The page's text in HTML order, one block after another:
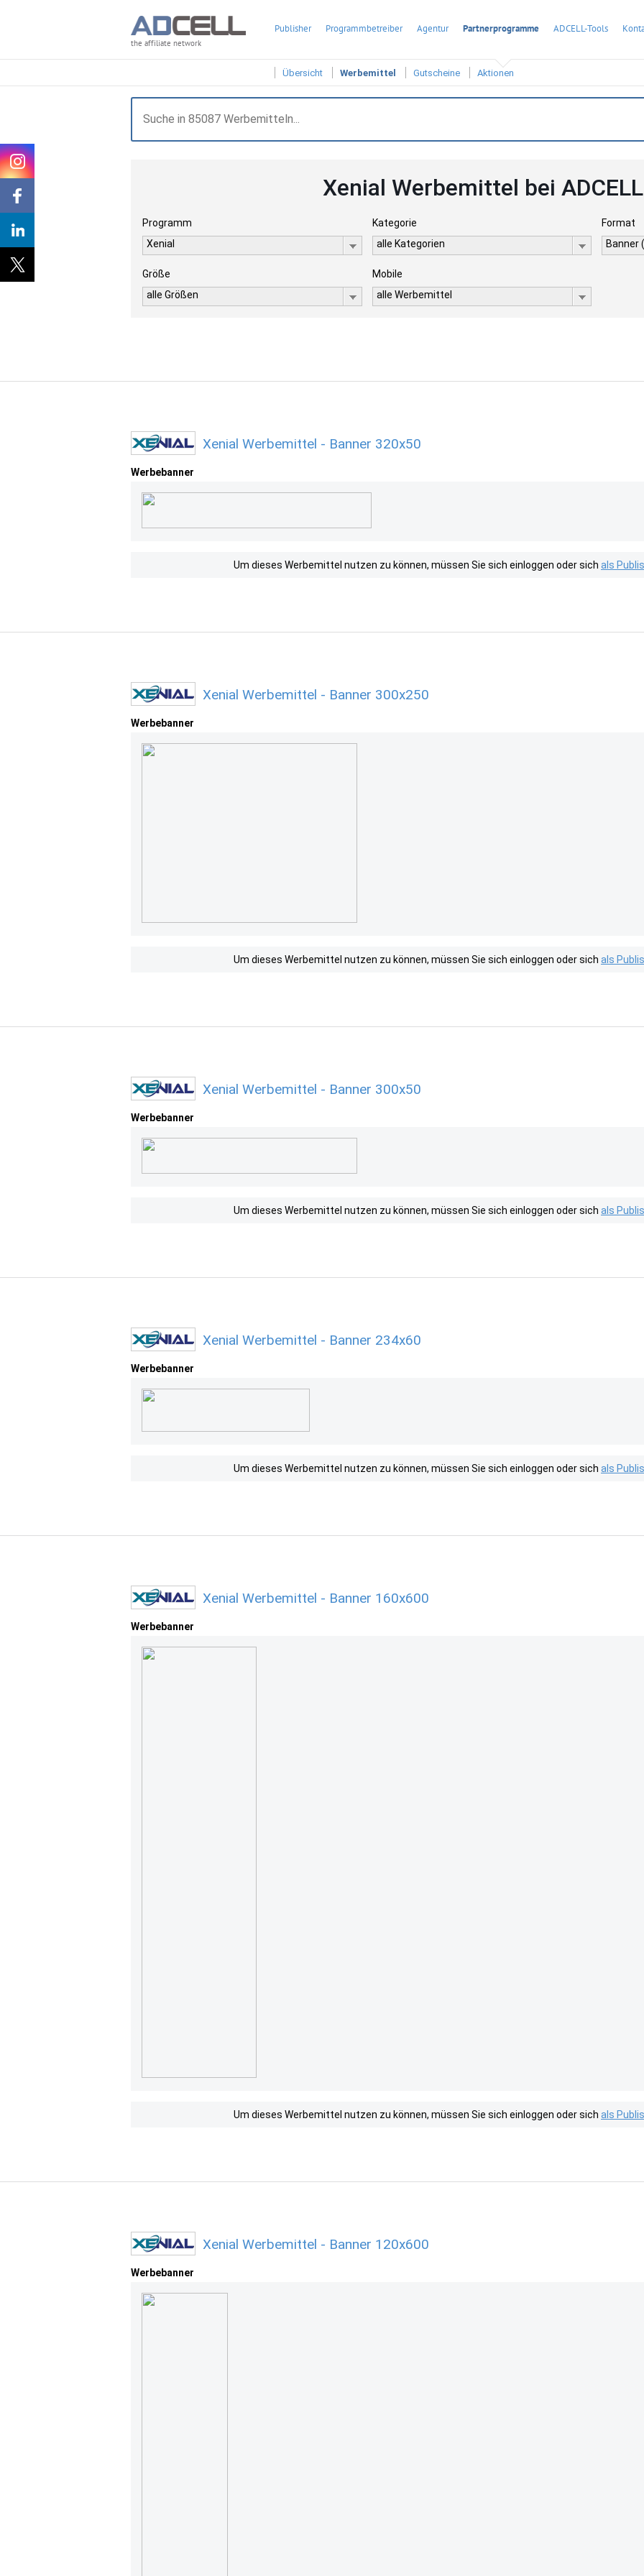
the affiliate network
Publisher Programmbetreiber Agentur Partnerprogramme ADCELL-Tools
Übersicht Werbemittel Gutscheine Aktionen
Xenial Werbemittel bei ADCELL
Programm
Xenial
Kategorie
alle Kategorien
Format
Banner
Größe
alle Größen
Mobile
alle Werbemittel
Xenial Werbemittel - Banner 320x50
Werbebanner
Um dieses Werbemittel nutzen zu können, müssen Sie sich einloggen oder sich als
Xenial Werbemittel - Banner 300x250
Werbebanner
Um dieses Werbemittel nutzen zu können, müssen Sie sich einloggen oder sich als
Xenial Werbemittel - Banner 300x50
Werbebanner
Um dieses Werbemittel nutzen zu können, müssen Sie sich einloggen oder sich als
Xenial Werbemittel - Banner 234x60
Werbebanner
Um dieses Werbemittel nutzen zu können, müssen Sie sich einloggen oder sich als
Xenial Werbemittel - Banner 160x600
Werbebanner
Um dieses Werbemittel nutzen zu können, müssen Sie sich einloggen oder sich als
Xenial Werbemittel - Banner 120x600
Werbebanner